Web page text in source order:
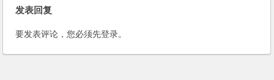
发表回复
要发表评论，您必须先登录。